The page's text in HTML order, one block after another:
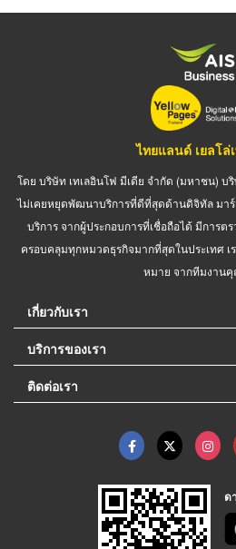
ไทยแลนด์ เยลโล่
โดย บริษัท เทเลอินโฟ มีเดีย จำกัด (มหาชน) บ
ไม่เคยหยุดพัฒนาบริการที่ดีที่สุดด้านดิจิทัล มาร์
บริการ จากผู้ประกอบการที่เชื่อถือได้ มีการ
ครอบคลุมทุกหมวดธุรกิจมากที่สุดในประเทศ
หมาย จากทีมงาน
เกี่ยวกับเรา
บริการของเรา
ติดต่อเรา
ด